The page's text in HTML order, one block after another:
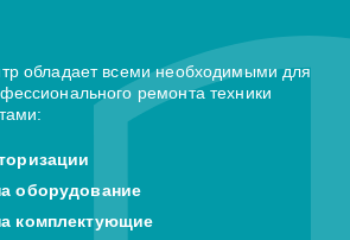
обладает всеми необходимыми для
ремонта техники
оборудование
комплектующие